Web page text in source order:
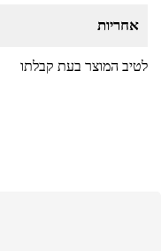
אחריות
לטיב המוצר בעת קבלתו